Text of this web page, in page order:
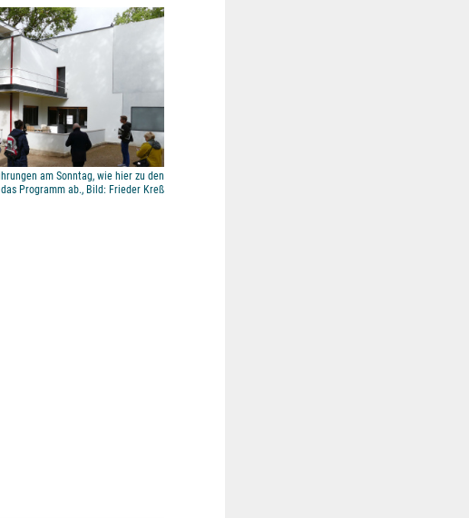
am Sonntag, wie hier zu den
Programm ab., Bild: Frieder Kreß